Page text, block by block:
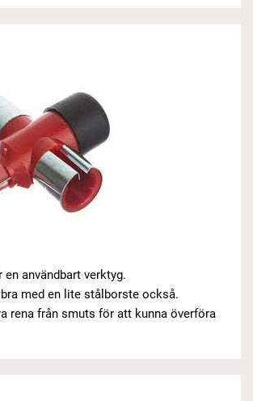
en användbart verktyg.
med en lite stålborste också.
rena från smuts för att kunna överföra